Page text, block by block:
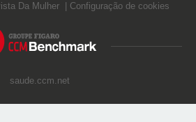
Da Mulher Configuração de cookies
saude.ccm.net